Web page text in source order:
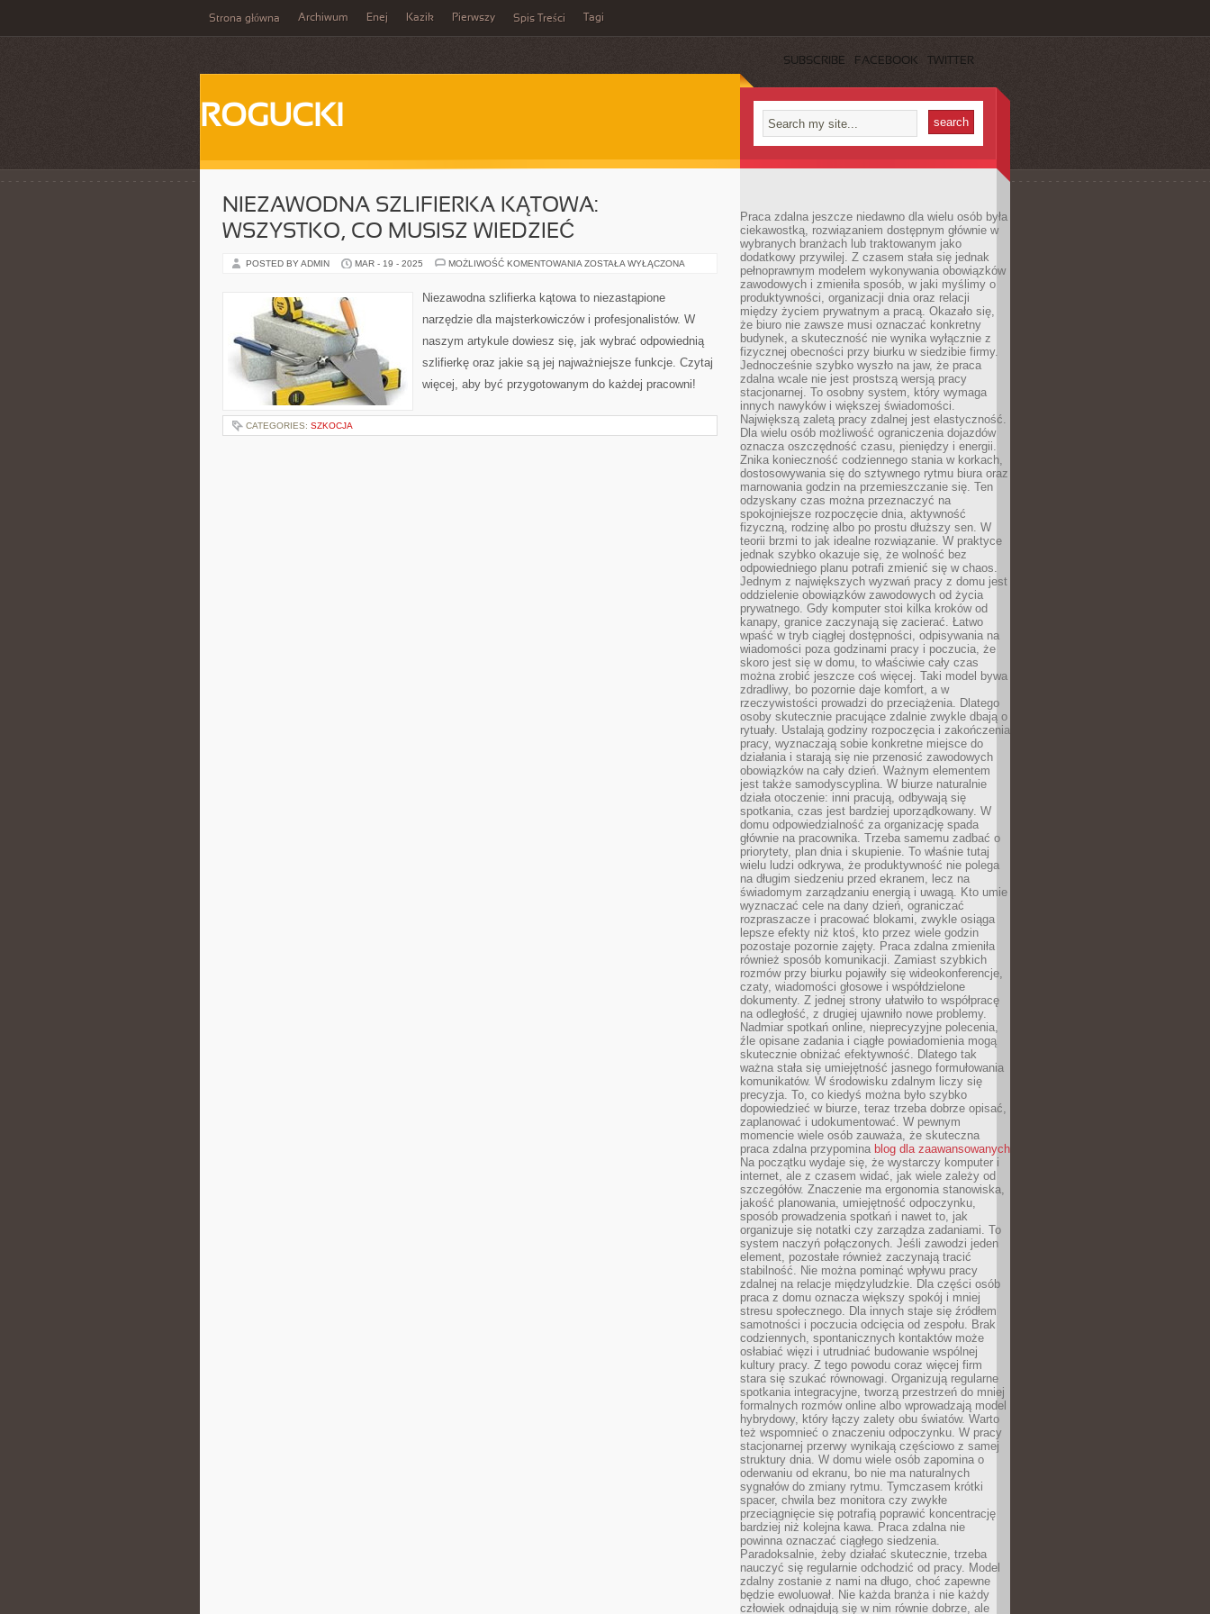
Strona główna Archiwum Enej Kazik Pierwszy Spis Treści Tagi
SUBSCRIBE FACEBOOK TWITTER
ROGUCKI
NIEZAWODNA SZLIFIERKA KĄTOWA:
WSZYSTKO, CO MUSISZ WIEDZIEĆ
POSTED BY ADMIN MAR - 19 - 2025 MOŻLIWOŚĆ KOMENTOWANIA NIEZAWODNA
WSZYSTKO,
CO
WIEDZIEĆ
ZOSTAŁA WYŁĄCZONA
Niezawodna szlifierka kątowa to niezastąpione
narzędzie dla majsterkowiczów i profesjonalistów. W
naszym artykule dowiesz się, jak wybrać odpowiednią
szlifierkę oraz jakie są jej najważniejsze funkcje. Czytaj
więcej, aby być przygotowanym do każdej pracowni!
CATEGORIES: SZKOCJA
Praca zdalna jeszcze niedawno dla wielu osób była
ciekawostką, rozwiązaniem dostępnym głównie w
wybranych branżach lub traktowanym jako
dodatkowy przywilej. Z czasem stała się jednak
pełnoprawnym modelem wykonywania obowiązków
zawodowych i zmieniła sposób, w jaki myślimy o
produktywności, organizacji dnia oraz relacji
między życiem prywatnym a pracą. Okazało się,
że biuro nie zawsze musi oznaczać konkretny
budynek, a skuteczność nie wynika wyłącznie z
fizycznej obecności przy biurku w siedzibie firmy.
Jednocześnie szybko wyszło na jaw, że praca
zdalna wcale nie jest prostszą wersją pracy
stacjonarnej. To osobny system, który wymaga
innych nawyków i większej świadomości.
Największą zaletą pracy zdalnej jest elastyczność.
Dla wielu osób możliwość ograniczenia dojazdów
oznacza oszczędność czasu, pieniędzy i energii.
Znika konieczność codziennego stania w korkach,
dostosowywania się do sztywnego rytmu biura oraz
marnowania godzin na przemieszczanie się. Ten
odzyskany czas można przeznaczyć na
spokojniejsze rozpoczęcie dnia, aktywność
fizyczną, rodzinę albo po prostu dłuższy sen. W
teorii brzmi to jak idealne rozwiązanie. W praktyce
jednak szybko okazuje się, że wolność bez
odpowiedniego planu potrafi zmienić się w chaos.
Jednym z największych wyzwań pracy z domu jest
oddzielenie obowiązków zawodowych od życia
prywatnego. Gdy komputer stoi kilka kroków od
kanapy, granice zaczynają się zacierać. Łatwo
wpaść w tryb ciągłej dostępności, odpisywania na
wiadomości poza godzinami pracy i poczucia, że
skoro jest się w domu, to właściwie cały czas
można zrobić jeszcze coś więcej. Taki model bywa
zdradliwy, bo pozornie daje komfort, a w
rzeczywistości prowadzi do przeciążenia. Dlatego
osoby skutecznie pracujące zdalnie zwykle dbają o
rytuały. Ustalają godziny rozpoczęcia i zakończenia
pracy, wyznaczają sobie konkretne miejsce do
działania i starają się nie przenosić zawodowych
obowiązków na cały dzień. Ważnym elementem
jest także samodyscyplina. W biurze naturalnie
działa otoczenie: inni pracują, odbywają się
spotkania, czas jest bardziej uporządkowany. W
domu odpowiedzialność za organizację spada
głównie na pracownika. Trzeba samemu zadbać o
priorytety, plan dnia i skupienie. To właśnie tutaj
wielu ludzi odkrywa, że produktywność nie polega
na długim siedzeniu przed ekranem, lecz na
świadomym zarządzaniu energią i uwagą. Kto umie
wyznaczać cele na dany dzień, ograniczać
rozpraszacze i pracować blokami, zwykle osiąga
lepsze efekty niż ktoś, kto przez wiele godzin
pozostaje pozornie zajęty. Praca zdalna zmieniła
również sposób komunikacji. Zamiast szybkich
rozmów przy biurku pojawiły się wideokonferencje,
czaty, wiadomości głosowe i współdzielone
dokumenty. Z jednej strony ułatwiło to współpracę
na odległość, z drugiej ujawniło nowe problemy.
Nadmiar spotkań online, nieprecyzyjne polecenia,
źle opisane zadania i ciągłe powiadomienia mogą
skutecznie obniżać efektywność. Dlatego tak
ważna stała się umiejętność jasnego formułowania
komunikatów. W środowisku zdalnym liczy się
precyzja. To, co kiedyś można było szybko
dopowiedzieć w biurze, teraz trzeba dobrze opisać,
zaplanować i udokumentować. W pewnym
momencie wiele osób zauważa, że skuteczna
praca zdalna przypomina blog dla zaawansowanych
Na początku wydaje się, że wystarczy komputer i
internet, ale z czasem widać, jak wiele zależy od
szczegółów. Znaczenie ma ergonomia stanowiska,
jakość planowania, umiejętność odpoczynku,
sposób prowadzenia spotkań i nawet to, jak
organizuje się notatki czy zarządza zadaniami. To
system naczyń połączonych. Jeśli zawodzi jeden
element, pozostałe również zaczynają tracić
stabilność. Nie można pominąć wpływu pracy
zdalnej na relacje międzyludzkie. Dla części osób
praca z domu oznacza większy spokój i mniej
stresu społecznego. Dla innych staje się źródłem
samotności i poczucia odcięcia od zespołu. Brak
codziennych, spontanicznych kontaktów może
osłabiać więzi i utrudniać budowanie wspólnej
kultury pracy. Z tego powodu coraz więcej firm
stara się szukać równowagi. Organizują regularne
spotkania integracyjne, tworzą przestrzeń do mniej
formalnych rozmów online albo wprowadzają model
hybrydowy, który łączy zalety obu światów. Warto
też wspomnieć o znaczeniu odpoczynku. W pracy
stacjonarnej przerwy wynikają częściowo z samej
struktury dnia. W domu wiele osób zapomina o
oderwaniu od ekranu, bo nie ma naturalnych
sygnałów do zmiany rytmu. Tymczasem krótki
spacer, chwila bez monitora czy zwykłe
przeciągnięcie się potrafią poprawić koncentrację
bardziej niż kolejna kawa. Praca zdalna nie
powinna oznaczać ciągłego siedzenia.
Paradoksalnie, żeby działać skutecznie, trzeba
nauczyć się regularnie odchodzić od pracy. Model
zdalny zostanie z nami na długo, choć zapewne
będzie ewoluował. Nie każda branża i nie każdy
człowiek odnajdują się w nim równie dobrze, ale